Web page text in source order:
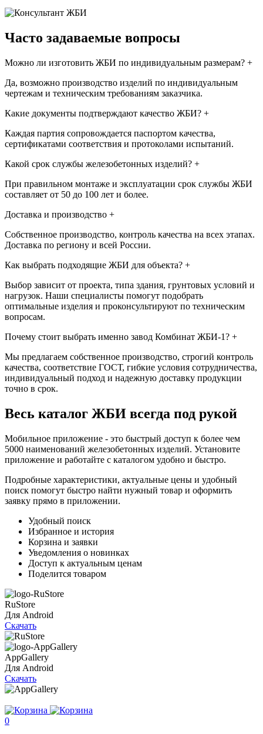
Часто задаваемые вопросы
Можно ли изготовить ЖБИ по индивидуальным размерам? +
Да, возможно производство изделий по индивидуальным
чертежам и техническим требованиям заказчика.
Какие документы подтверждают качество ЖБИ? +
Каждая партия сопровождается паспортом качества,
сертификатами соответствия и протоколами испытаний.
Какой срок службы железобетонных изделий? +
При правильном монтаже и эксплуатации срок службы ЖБИ
составляет от 50 до 100 лет и более.
Доставка и производство +
Собственное производство, контроль качества на всех этапах.
Доставка по региону и всей России.
Как выбрать подходящие ЖБИ для объекта? +
Выбор зависит от проекта, типа здания, грунтовых условий и
нагрузок. Наши специалисты помогут подобрать
оптимальные изделия и проконсультируют по техническим
вопросам.
Почему стоит выбрать именно завод Комбинат ЖБИ-1? +
Мы предлагаем собственное производство, строгий контроль
качества, соответствие ГОСТ, гибкие условия сотрудничества,
индивидуальный подход и надежную доставку продукции
точно в срок.
Весь каталог ЖБИ всегда под рукой
Мобильное приложение - это быстрый доступ к более чем
5000 наименований железобетонных изделий. Установите
приложение и работайте с каталогом удобно и быстро.
Подробные характеристики, актуальные цены и удобный
поиск помогут быстро найти нужный товар и оформить
заявку прямо в приложении.
Удобный поиск
Избранное и история
Корзина и заявки
Уведомления о новинках
Доступ к актуальным ценам
Поделится товаром
RuStore
Для Android
Скачать
AppGallery
Для Android
Скачать
0